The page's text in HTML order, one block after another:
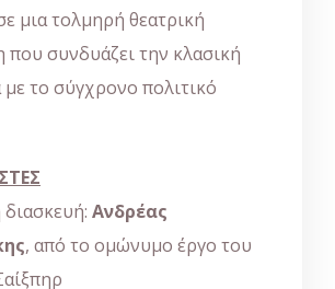
μια τολμηρή θεατρική
συνδυάζει την κλασική
το σύγχρονο πολιτικό
Ανδρέας
, από το ομώνυμο έργο του